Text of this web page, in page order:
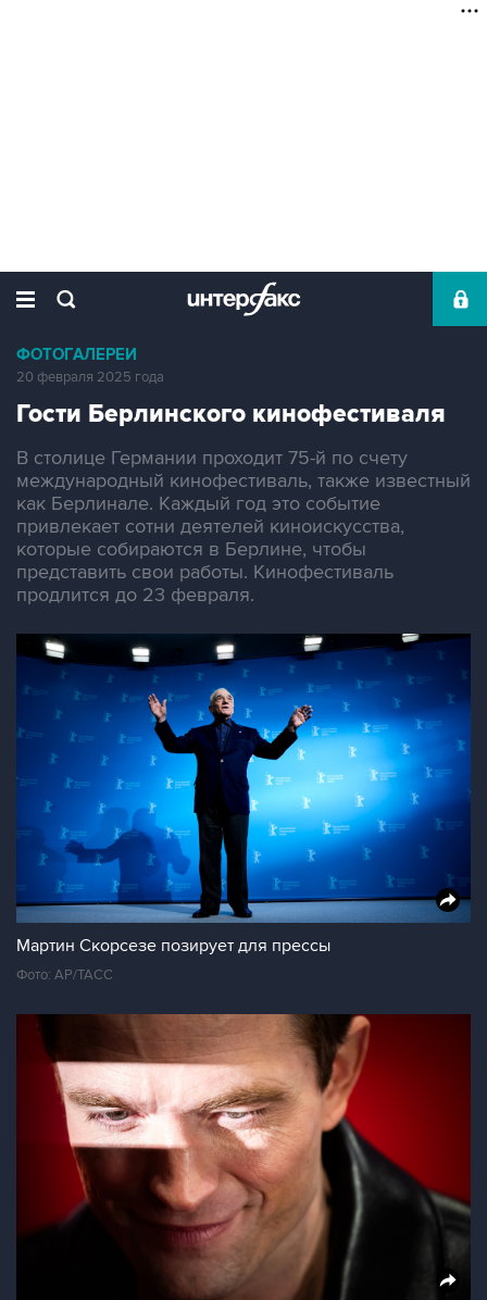
ФОТОГАЛЕРЕИ
20 февраля 2025 года
Гости Берлинского кинофестиваля
В столице Германии проходит 75-й по счету
международный кинофестиваль, также известный
как Берлинале. Каждый год это событие
привлекает сотни деятелей киноискусства,
которые собираются в Берлине, чтобы
представить свои работы. Кинофестиваль
продлится до 23 февраля.
Мартин Скорсезе позирует для прессы
Фото: АР/ТАСС